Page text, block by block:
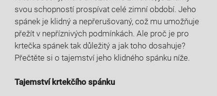
svou schopností prospívat celé zimní období. Jeho
spánek je klidný a nepřerušovaný, což mu umožňuje
přežít v nepříznivých podmínkách. Ale proč je pro
krtečka spánek tak důležitý a jak toho dosahuje?
Přečtěte si o tajemství jeho klidného spánku níže.
Tajemství krtekčího spánku